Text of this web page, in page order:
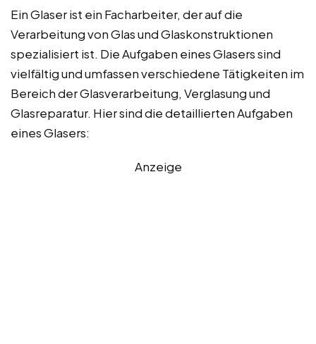
Ein Glaser ist ein Facharbeiter, der auf die
Verarbeitung von Glas und Glaskonstruktionen
spezialisiert ist. Die Aufgaben eines Glasers sind
vielfältig und umfassen verschiedene Tätigkeiten im
Bereich der Glasverarbeitung, Verglasung und
Glasreparatur. Hier sind die detaillierten Aufgaben
eines Glasers:
Anzeige